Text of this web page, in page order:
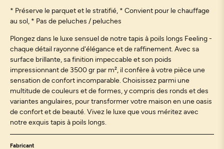
* Préserve le parquet et le stratifié, * Convient pour le chauffage
au sol, * Pas de peluches / peluches
Plongez dans le luxe sensuel de notre tapis à poils longs Feeling -
chaque détail rayonne d'élégance et de raffinement. Avec sa
surface brillante, sa finition impeccable et son poids
impressionnant de 3500 gr par m², il confère à votre pièce une
sensation de confort incomparable. Choisissez parmi une
multitude de couleurs et de formes, y compris des ronds et des
variantes angulaires, pour transformer votre maison en une oasis
de confort et de beauté. Vivez le luxe que vous méritez avec
notre exquis tapis à poils longs.
Fabricant